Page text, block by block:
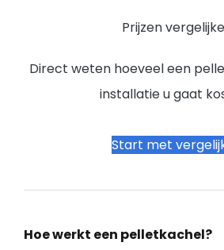
Prijzen
Direct weten hoeveel een
installatie u gaat
Start met
Hoe werkt een pelletkachel?